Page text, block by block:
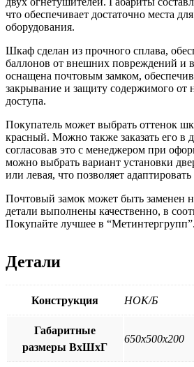
что обеспечивает достаточно места
оборудования.
Шкаф сделан из прочного сплава,
баллонов от внешних повреждений и
оснащена почтовым замком,
закрывание и защиту содержимого от
доступа.
Покупатель может выбрать оттенок
красный. Можно также заказать его в
согласовав это с менеджером при
можно выбрать вариант установки
или левая, что позволяет
Почтовый замок может быть заменен
детали выполнены качественно, в
Покупайте лучшее в “Метинтергрупп”.
Детали
Конструкция НОК/Б
Габаритные
размеры ВхШхГ
650х500х200